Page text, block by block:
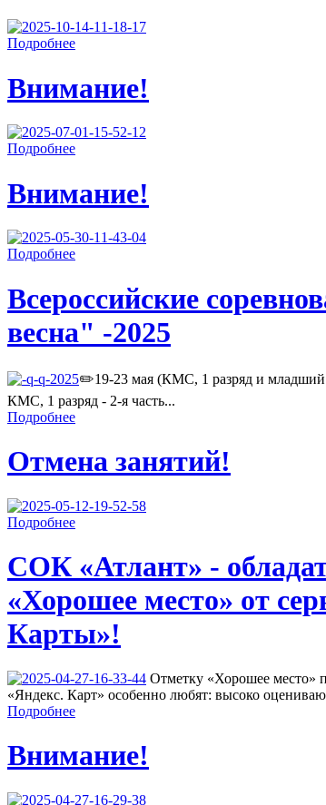
Подробнее
Внимание!
Подробнее
Внимание!
Подробнее
Всероссийские
весна" -2025
✏️19-23 мая (КМС, 1 разряд и
КМС, 1 разряд - 2-я часть...
Подробнее
Отмена занятий!
Подробнее
СОК «Атлант» -
«Хорошее место» от
Карты»!
Отметку «Хорошее место»
«Яндекс. Карт» особенно любят: высоко
Подробнее
Внимание!